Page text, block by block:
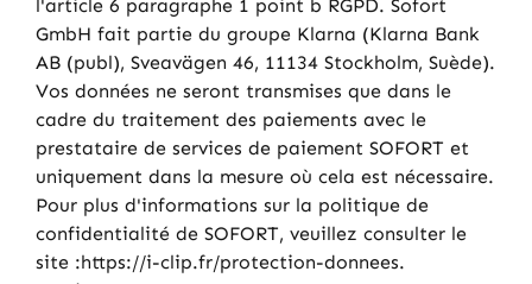
l'article 6 paragraphe 1 point b RGPD. Sofort
GmbH fait partie du groupe Klarna (Klarna Bank
AB (publ), Sveavägen 46, 11134 Stockholm, Suède).
Vos données ne seront transmises que dans le
cadre du traitement des paiements avec le
prestataire de services de paiement SOFORT et
uniquement dans la mesure où cela est nécessaire.
Pour plus d'informations sur la politique de
confidentialité de SOFORT, veuillez consulter le
site :https://i-clip.fr/protection-donnees.